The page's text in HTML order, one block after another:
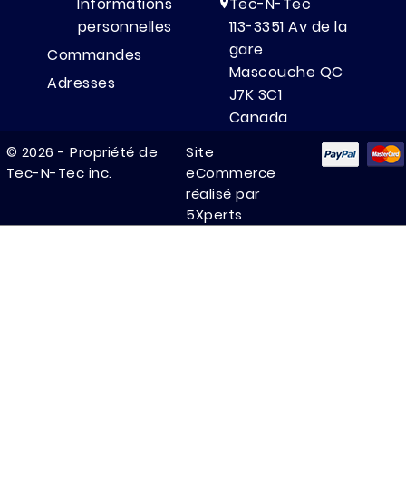
personnelles
Commandes
Adresses
113-3351 Av de la
gare
Mascouche QC
J7K 3C1
Canada
(514) 325-7777
(514) 325-0282
pro@tec-n-
tec.com
© 2026 - Propriété de
Tec-N-Tec inc.
Site
eCommerce
réalisé par
5Xperts